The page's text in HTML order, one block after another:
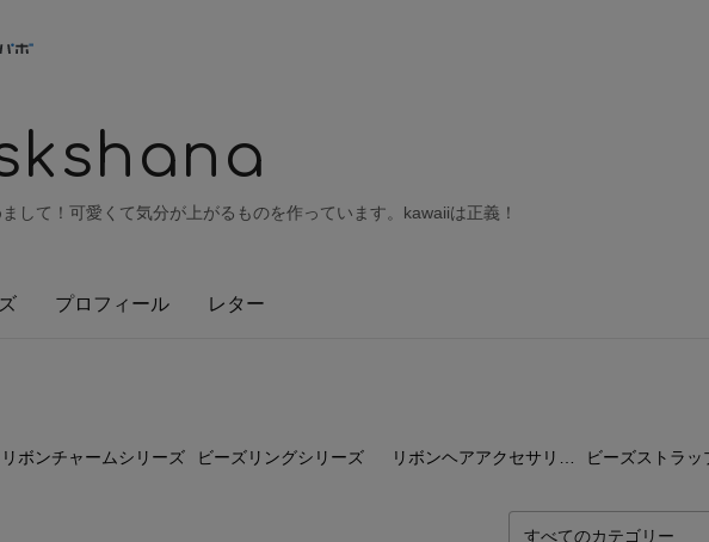
して！可愛くて気分が上がるものを作っています。kawaiiは正義！
プロフィール レター
リボンチャームシリーズ ビーズリングシリーズ